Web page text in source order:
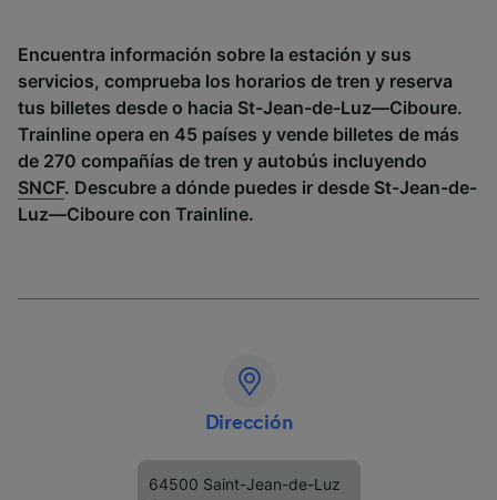
Encuentra información sobre la estación y sus
servicios, comprueba los horarios de tren y reserva
tus billetes desde o hacia St-Jean-de-Luz—Ciboure.
Trainline opera en 45 países y vende billetes de más
de 270 compañías de tren y autobús incluyendo
SNCF. Descubre a dónde puedes ir desde St-Jean-de-
Luz—Ciboure con Trainline.
Dirección
64500 Saint-Jean-de-Luz